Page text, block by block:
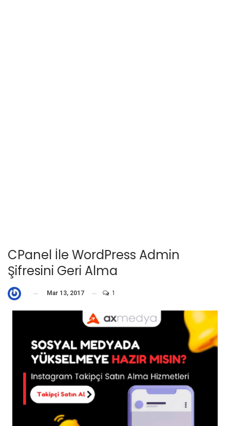
CPanel İle WordPress Admin
Şifresini Geri Alma
Mar 13, 2017 1